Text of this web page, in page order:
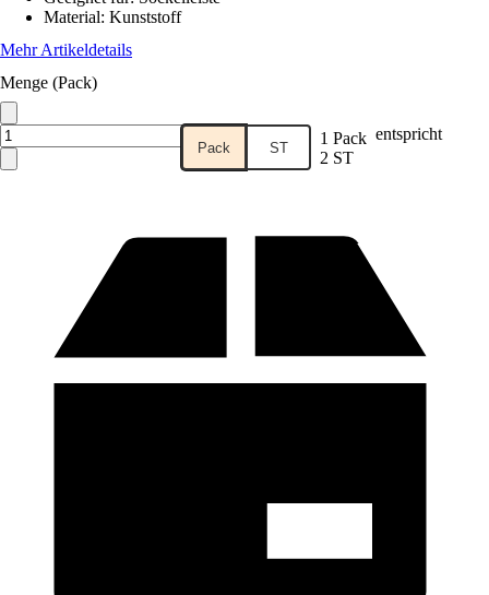
Material: Kunststoff
Mehr Artikeldetails
Menge (Pack)
Pack ST 1 Pack entspricht
2 ST